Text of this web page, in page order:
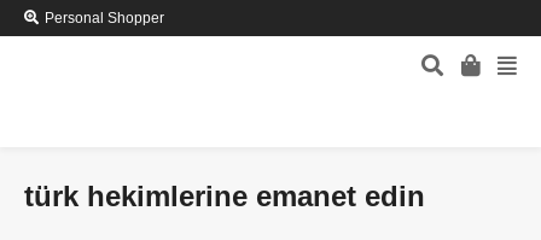
Personal Shopper
türk hekimlerine emanet edin